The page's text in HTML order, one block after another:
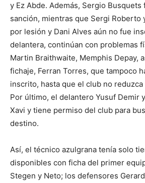
y Ez Abde. Además, Sergio Busquets
sanción, mientras que Sergi Roberto
por lesión y Dani Alves aún no fue
delantera, continúan con problemas
Martin Braithwaite, Memphis Depay,
fichaje, Ferran Torres, que tampoco
inscrito, hasta que el club no reduzca
Por último, el delantero Yusuf Demir
Xavi y tiene permiso del club para
destino.
Así, el técnico azulgrana tenía solo
disponibles con ficha del primer
Stegen y Neto; los defensores